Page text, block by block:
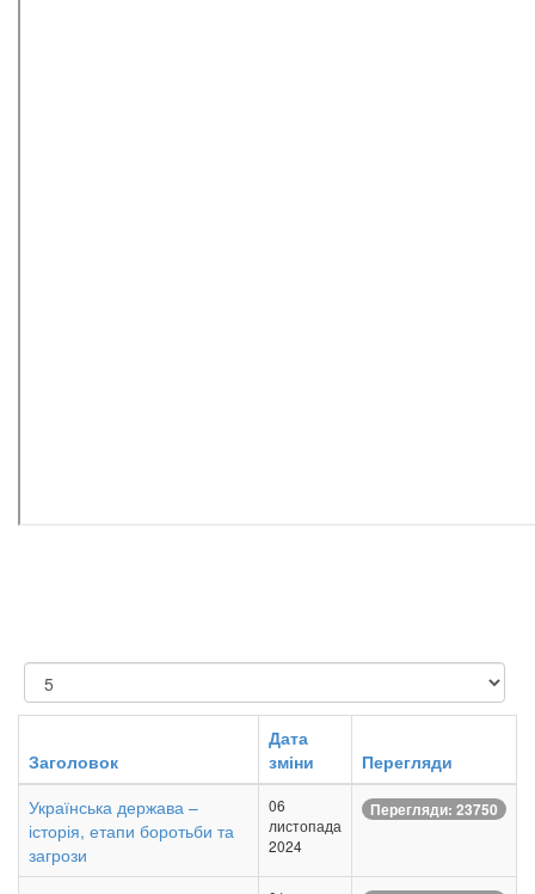
Показувати
Заголовок
Дата
зміни
Перегляди
Українська держава –
історія, етапи боротьби та
загрози
06
листопада
2024
Перегляди: 23750